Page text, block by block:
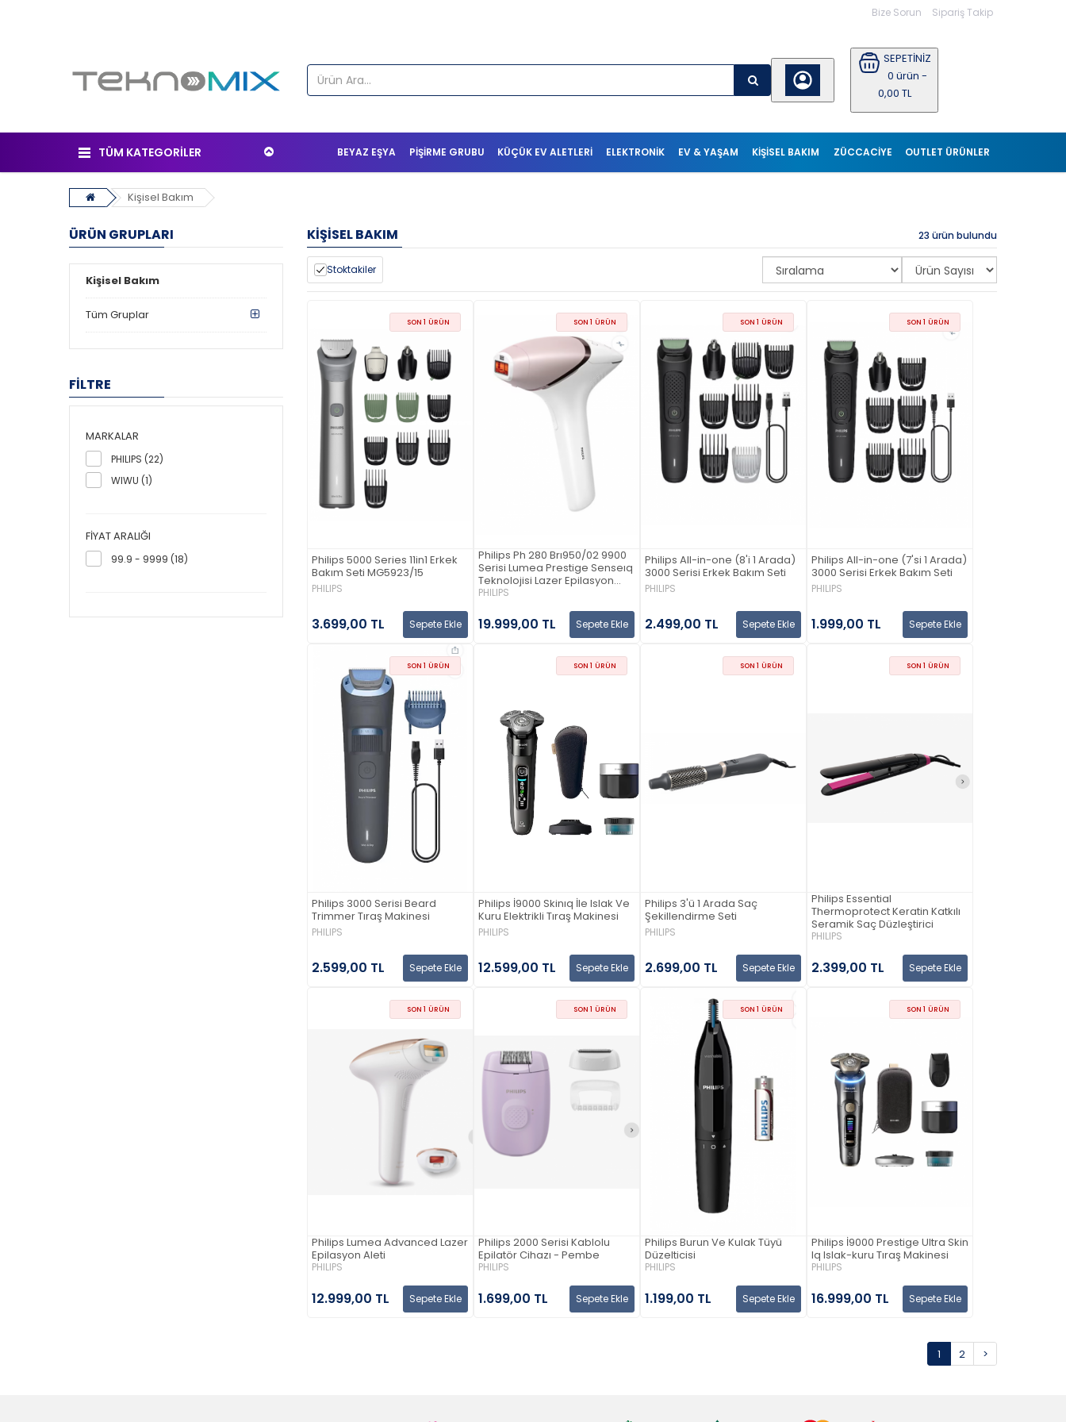
Bize Sorun Sipariş Takip
SEPETİNİZ
0 ürün -
0,00 TL
TÜM KATEGORİLER OUTLET ÜRÜNLER
ZÜCCACİYE
KIŞISEL BAKIM
EV & YAŞAM
ELEKTRONIK
KÜÇÜK EV ALETLERI
PIŞIRME GRUBU
BEYAZ EŞYA
Kişisel Bakım
ÜRÜN GRUPLARI
Kişisel Bakım
Tüm Gruplar
FİLTRE
MARKALAR
PHILIPS (22)
WIWU (1)
FIYAT ARALIĞI
99.9 - 9999 (18)
KIŞISEL BAKIM 23 ürün bulundu
Stoktakiler
SON 1 ÜRÜN
Philips 5000 Series 11in1 Erkek
Bakım Seti MG5923/15
PHILIPS
3.699,00 TL Sepete Ekle
SON 1 ÜRÜN
Philips Ph 280 Brı950/02 9900
Serisi Lumea Prestige Senseıq
Teknolojisi Lazer Epilasyon
Aleti
PHILIPS
19.999,00 TL Sepete Ekle
SON 1 ÜRÜN
Philips All-in-one (8'i 1 Arada)
3000 Serisi Erkek Bakım Seti
PHILIPS
2.499,00 TL Sepete Ekle
SON 1 ÜRÜN
Philips All-in-one (7'si 1 Arada)
3000 Serisi Erkek Bakım Seti
PHILIPS
1.999,00 TL Sepete Ekle
SON 1 ÜRÜN
Philips 3000 Serisi Beard
Trimmer Tıraş Makinesi
PHILIPS
2.599,00 TL Sepete Ekle
SON 1 ÜRÜN
Philips İ9000 Skinıq İle Islak Ve
Kuru Elektrikli Tıraş Makinesi
PHILIPS
12.599,00 TL Sepete Ekle
SON 1 ÜRÜN
Philips 3'ü 1 Arada Saç
Şekillendirme Seti
PHILIPS
2.699,00 TL Sepete Ekle
SON 1 ÜRÜN
Philips Essential
Thermoprotect Keratin Katkılı
Seramik Saç Düzleştirici
PHILIPS
2.399,00 TL Sepete Ekle
SON 1 ÜRÜN
Philips Lumea Advanced Lazer
Epilasyon Aleti
PHILIPS
12.999,00 TL Sepete Ekle
SON 1 ÜRÜN
Philips 2000 Serisi Kablolu
Epilatör Cihazı - Pembe
PHILIPS
1.699,00 TL Sepete Ekle
SON 1 ÜRÜN
Philips Burun Ve Kulak Tüyü
Düzelticisi
PHILIPS
1.199,00 TL Sepete Ekle
SON 1 ÜRÜN
Philips İ9000 Prestige Ultra Skin
Iq Islak-kuru Tıraş Makinesi
PHILIPS
16.999,00 TL Sepete Ekle
1 2 >